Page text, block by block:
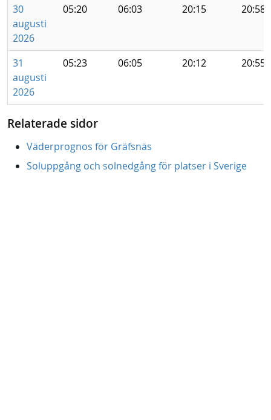
30
augusti
2026
05:20 06:03 20:15 20:58
31
augusti
2026
05:23 06:05 20:12 20:55
Relaterade sidor
Väderprognos för Gräfsnäs
Soluppgång och solnedgång för platser i Sverige